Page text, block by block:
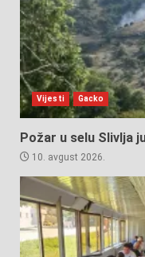
Vijesti Gacko
Požar u selu Slivlja
10. avgust 2026.